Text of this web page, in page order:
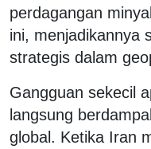
perdagangan
ini, menjadikannya
strategis dalam
Gangguan sekecil
langsung
global. Ketika Iran